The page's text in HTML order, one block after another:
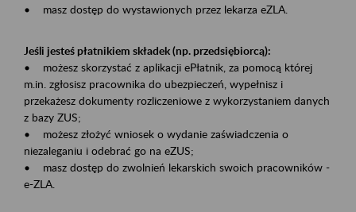
• masz dostęp do wystawionych przez lekarza eZLA.
Jeśli jesteś płatnikiem składek (np. przedsiębiorcą):
• możesz skorzystać z aplikacji ePłatnik, za pomocą której
m.in. zgłosisz pracownika do ubezpieczeń, wypełnisz i
przekażesz dokumenty rozliczeniowe z wykorzystaniem danych
z bazy ZUS;
• możesz złożyć wniosek o wydanie zaświadczenia o
niezaleganiu i odebrać go na eZUS;
• masz dostęp do zwolnień lekarskich swoich pracowników -
e-ZLA.